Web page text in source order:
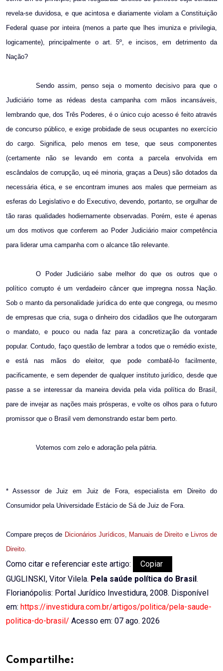
revela-se duvidosa, e que acintosa e diariamente violam a Constituição
Federal quase por inteira (menos a parte que lhes imuniza e privilegia,
logicamente), principalmente o art. 5º, e incisos, em detrimento da
Nação?
Sendo assim, penso seja o momento decisivo para que o
Judiciário tome as rédeas desta campanha com mãos incansáveis,
lembrando que, dos Três Poderes, é o único cujo acesso é feito através
de concurso público, e exige probidade de seus ocupantes no exercício
do cargo. Significa, pelo menos em tese, que seus componentes
(certamente não se levando em conta a parcela envolvida em
escândalos de corrupção, uq eé minoria, graças a Deus) são dotados da
necessária ética, e se encontram imunes aos males que permeiam as
esferas do Legislativo e do Executivo, devendo, portanto, se orgulhar de
tão raras qualidades hodiernamente observadas. Porém, este é apenas
um dos motivos que conferem ao Poder Judiciário maior competência
para liderar uma campanha com o alcance tão relevante.
O Poder Judiciário sabe melhor do que os outros que o
político corrupto é um verdadeiro câncer que impregna nossa Nação.
Sob o manto da personalidade jurídica do ente que congrega, ou mesmo
de empresas que cria, suga o dinheiro dos cidadãos que lhe outorgaram
o mandato, e pouco ou nada faz para a concretização da vontade
popular. Contudo, faço questão de lembrar a todos que o remédio existe,
e está nas mãos do eleitor, que pode combatê-lo facilmente,
pacificamente, e sem depender de qualquer instituto jurídico, desde que
passe a se interessar da maneira devida pela vida política do Brasil,
pare de invejar as nações mais prósperas, e volte os olhos para o futuro
promissor que o Brasil vem demonstrando estar bem perto.
Votemos com zelo e adoração pela pátria.
* Assessor de Juiz em Juiz de Fora, especialista em Direito do
Consumidor pela Universidade Estácio de Sá de Juiz de Fora.
Compare preços de Dicionários Jurídicos, Manuais de Direito e Livros de
Direito.
Como citar e referenciar este artigo:
Copiar
GUGLINSKI, Vitor Vilela. Pela saúde política do Brasil .
Florianópolis: Portal Jurídico Investidura, 2008. Disponível
em: https://investidura.com.br/artigos/politica/pela-saude-
politica-do-brasil/ Acesso em: 07 ago. 2026
Compartilhe: